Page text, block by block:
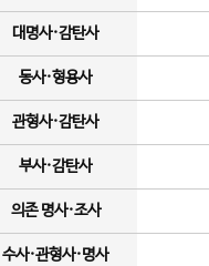
대명사·감탄사
동사·형용사
관형사·감탄사
부사·감탄사
의존 명사·조사
수사·관형사·명사